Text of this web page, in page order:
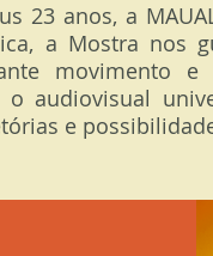
23 anos, a
a Mostra nos
movimento
o audiovisual
e